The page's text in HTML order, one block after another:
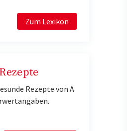
Zum Lexikon
Rezepte von A